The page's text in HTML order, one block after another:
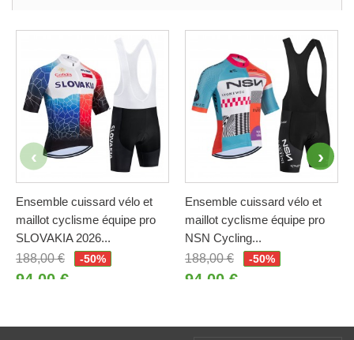
Ensemble cuissard vélo et
maillot cyclisme équipe pro
SLOVAKIA 2026...
188,00 €
-50%
94,00 €
Ensemble cuissard vélo et
maillot cyclisme équipe pro
NSN Cycling...
188,00 €
-50%
94,00 €